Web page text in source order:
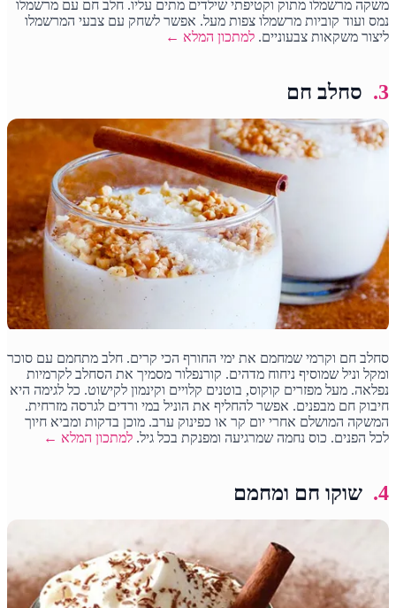
משקה מרשמלו מתוק וקטיפתי שילדים מתים עליו. חלב חם עם מרשמלו
נמס ועוד קוביות מרשמלו צפות מעל. אפשר לשחק עם צבעי המרשמלו
ליצור משקאות צבעוניים.למתכון המלא ←
3. סחלב חם
סחלב חם וקרמי שמחמם את ימי החורף הכי קרים. חלב מתחמם עם סוכר
ומקל וניל שמוסיף ניחוח מדהים. קורנפלור מסמיך את הסחלב לקרמיות
נפלאה. מעל מפזרים קוקוס, בוטנים קלויים וקינמון לקישוט. כל לגימה היא
חיבוק חם מבפנים. אפשר להחליף את הוניל במי ורדים לגרסה מזרחית.
המשקה המושלם אחרי יום קר או כפינוק ערב. מוכן בדקות ומביא חיוך
לכל הפנים. כוס נחמה שמרגיעה ומפנקת בכל גיל.למתכון המלא ←
4. שוקו חם ומחמם